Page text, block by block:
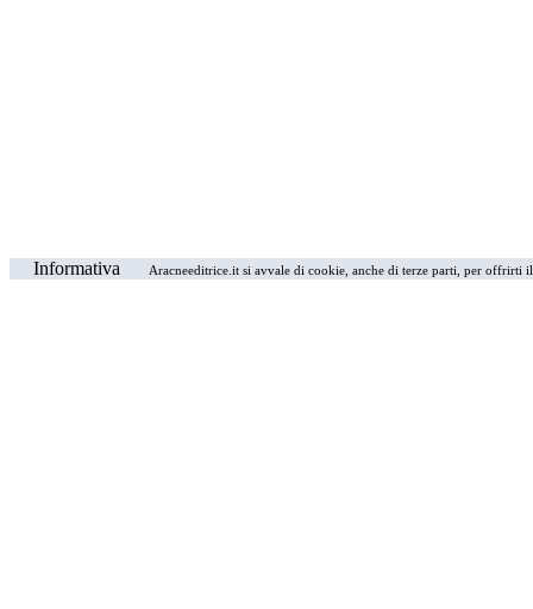
Informativa Aracneeditrice.it si avvale di cookie, anche di terze parti, per